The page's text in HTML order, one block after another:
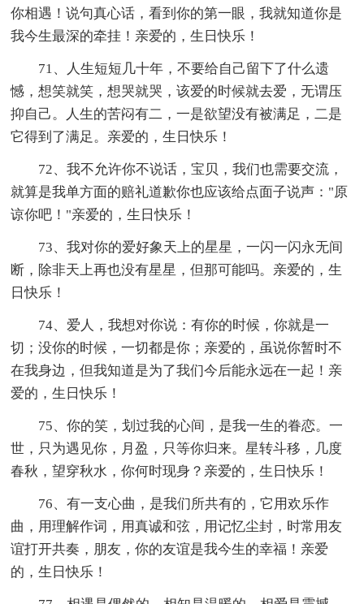
你相遇！说句真心话，看到你的第一眼，我就知道你是
我今生最深的牵挂！亲爱的，生日快乐！
71、人生短短几十年，不要给自己留下了什么遗
憾，想笑就笑，想哭就哭，该爱的时候就去爱，无谓压
抑自己。人生的苦闷有二，一是欲望没有被满足，二是
它得到了满足。亲爱的，生日快乐！
72、我不允许你不说话，宝贝，我们也需要交流，
就算是我单方面的赔礼道歉你也应该给点面子说声："原
谅你吧！"亲爱的，生日快乐！
73、我对你的爱好象天上的星星，一闪一闪永无间
断，除非天上再也没有星星，但那可能吗。亲爱的，生
日快乐！
74、爱人，我想对你说：有你的时候，你就是一
切；没你的时候，一切都是你；亲爱的，虽说你暂时不
在我身边，但我知道是为了我们今后能永远在一起！亲
爱的，生日快乐！
75、你的笑，划过我的心间，是我一生的眷恋。一
世，只为遇见你，月盈，只等你归来。星转斗移，几度
春秋，望穿秋水，你何时现身？亲爱的，生日快乐！
76、有一支心曲，是我们所共有的，它用欢乐作
曲，用理解作词，用真诚和弦，用记忆尘封，时常用友
谊打开共奏，朋友，你的友谊是我今生的幸福！亲爱
的，生日快乐！